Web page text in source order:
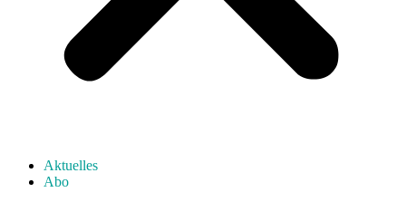
Aktuelles
Abo